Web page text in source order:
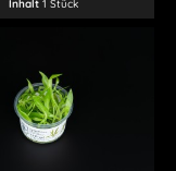
Inhalt1 Stück